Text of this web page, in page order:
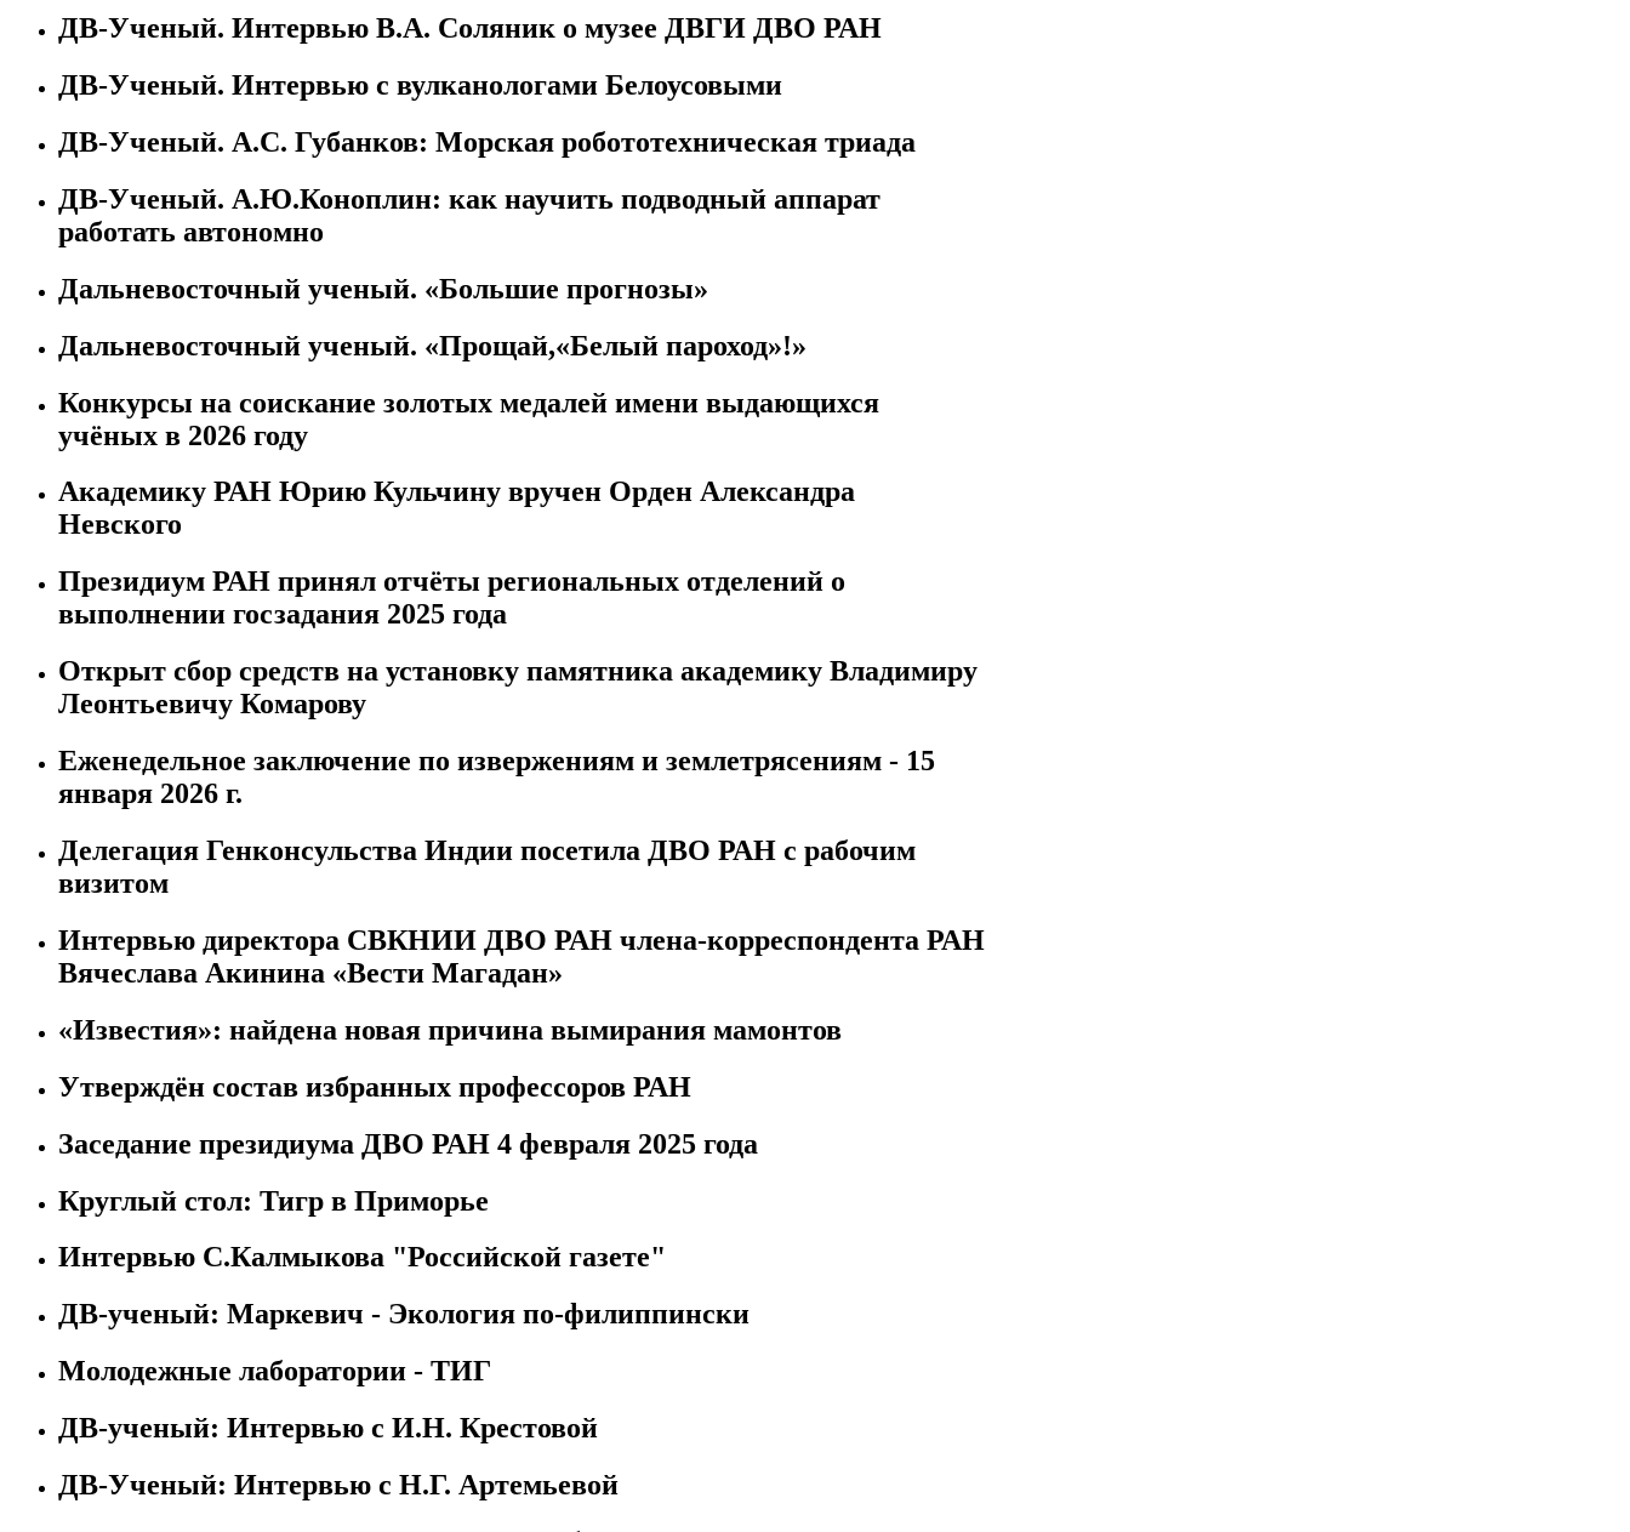
ДВ-Ученый. Интервью В.А. Соляник о музее ДВГИ ДВО РАН
ДВ-Ученый. Интервью с вулканологами Белоусовыми
ДВ-Ученый. А.С. Губанков: Морская робототехническая триада
ДВ-Ученый. А.Ю.Коноплин: как научить подводный аппарат
работать автономно
Дальневосточный ученый. «Большие прогнозы»
Дальневосточный ученый. «Прощай,«Белый пароход»!»
Конкурсы на соискание золотых медалей имени выдающихся
учёных в 2026 году
Академику РАН Юрию Кульчину вручен Орден Александра
Невского
Президиум РАН принял отчёты региональных отделений о
выполнении госзадания 2025 года
Открыт сбор средств на установку памятника академику Владимиру
Леонтьевичу Комарову
Еженедельное заключение по извержениям и землетрясениям - 15
января 2026 г.
Делегация Генконсульства Индии посетила ДВО РАН с рабочим
визитом
Интервью директора СВКНИИ ДВО РАН члена-корреспондента РАН
Вячеслава Акинина «Вести Магадан»
«Известия»: найдена новая причина вымирания мамонтов
Утверждён состав избранных профессоров РАН
Заседание президиума ДВО РАН 4 февраля 2025 года
Круглый стол: Тигр в Приморье
Интервью С.Калмыкова "Российской газете"
ДВ-ученый: Маркевич - Экология по-филиппински
Молодежные лаборатории - ТИГ
ДВ-ученый: Интервью с И.Н. Крестовой
ДВ-Ученый: Интервью с Н.Г. Артемьевой